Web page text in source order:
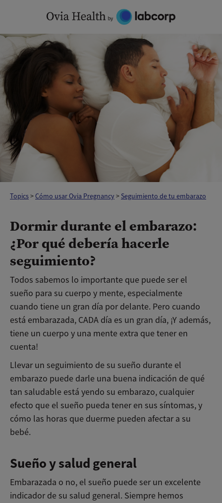
content
Topics>Cómo usar Ovia Pregnancy > Seguimiento de tu embarazo
Dormir durante el embarazo:
¿Por qué debería hacerle
seguimiento?
Todos sabemos lo importante que puede ser el
sueño para su cuerpo y mente, especialmente
cuando tiene un gran día por delante. Pero cuando
está embarazada, CADA día es un gran día, ¡Y además,
tiene un cuerpo y una mente extra que tener en
cuenta!
Llevar un seguimiento de su sueño durante el
embarazo puede darle una buena indicación de qué
tan saludable está yendo su embarazo, cualquier
efecto que el sueño pueda tener en sus síntomas, y
cómo las horas que duerme pueden afectar a su
bebé.
Sueño y salud general
Embarazada o no, el sueño puede ser un excelente
indicador de su salud general. Siempre hemos